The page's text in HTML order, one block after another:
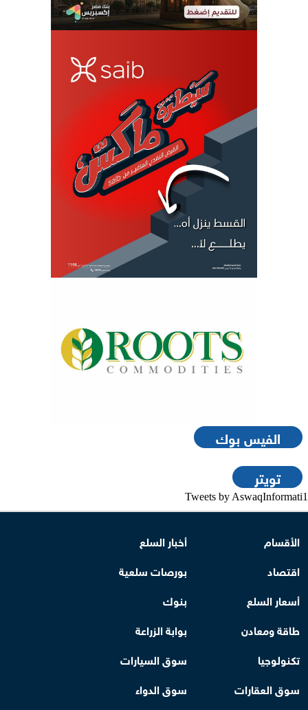
الفيس بوك
تويتر
Tweets by AswaqInformati1
الأقسام
أخبار السلع
اقتصاد
بورصات سلعية
أسعار السلع
بنوك
طاقة ومعادن
بوابة الزراعة
تكنولوجيا
سوق السيارات
سوق العقارات
سوق الدواء